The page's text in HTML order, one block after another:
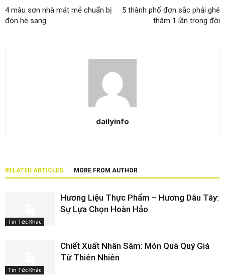
4 màu sơn nhà mát mẻ chuẩn bị
đón hè sang
5 thành phố đơn sắc phải ghé
thăm 1 lần trong đời
dailyinfo
RELATED ARTICLES MORE FROM AUTHOR
Tin Tức Khác
Hương Liệu Thực Phẩm – Hương Dâu Tây:
Sự Lựa Chọn Hoàn Hảo
Tin Tức Khác
Chiết Xuất Nhân Sâm: Món Quà Quý Giá
Từ Thiên Nhiên